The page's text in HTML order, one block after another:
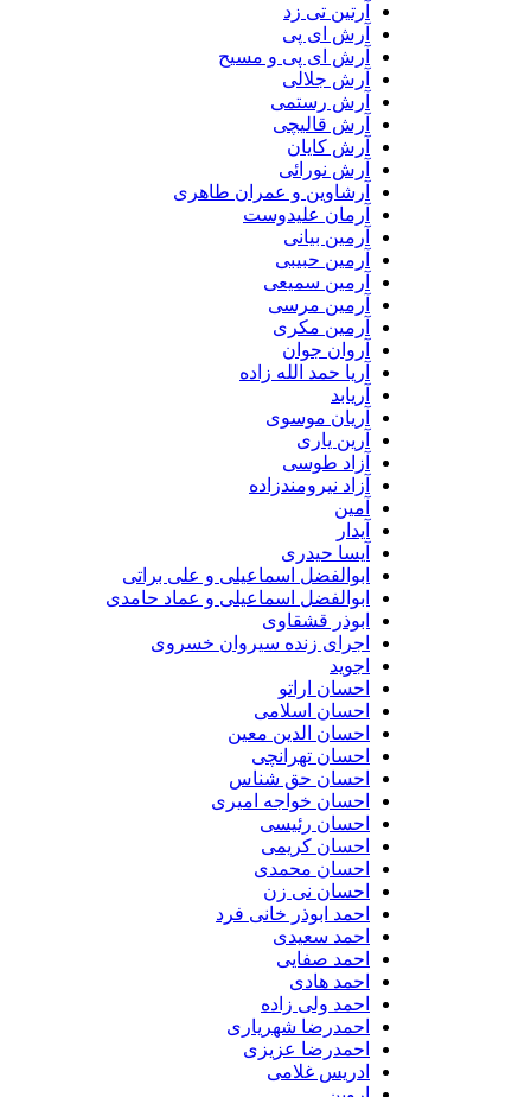
آرتین تی زد
آرش ای پی
آرش ای پی و مسیح
آرش جلالی
آرش رستمی
آرش قالیچی
آرش کایان
آرش نورائی
آرشاوین و عمران طاهری
آرمان علیدوست
آرمین بیانی
آرمین حبیبی
آرمین سمیعی
آرمین مرسی
آرمین مکری
آروان جوان
آریا حمد الله زاده
آریابد
آریان موسوی
آرین یاری
آزاد طوسی
آزاد نیرومندزاده
آمین
آیدار
آیسا حیدری
ابوالفضل اسماعیلی و علی براتی
ابوالفضل اسماعیلی و عماد حامدی
ابوذر قشقاوی
اجرای زنده سیروان خسروی
اجوید
احسان اراتو
احسان اسلامی
احسان الدین معین
احسان تهرانچی
احسان حق شناس
احسان خواجه امیری
احسان رئیسی
احسان کریمی
احسان محمدی
احسان نی زن
احمد ابوذر خانی فرد
احمد سعیدی
احمد صفایی
احمد هادی
احمد ولی زاده
احمدرضا شهریاری
احمدرضا عزیزی
ادریس غلامی